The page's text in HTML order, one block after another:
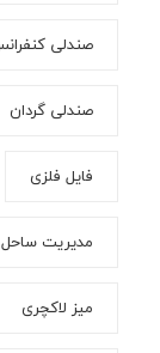
صندلی
صندلی گردان
فایل فلزی
مدیریت ساحل
میز لاکچری